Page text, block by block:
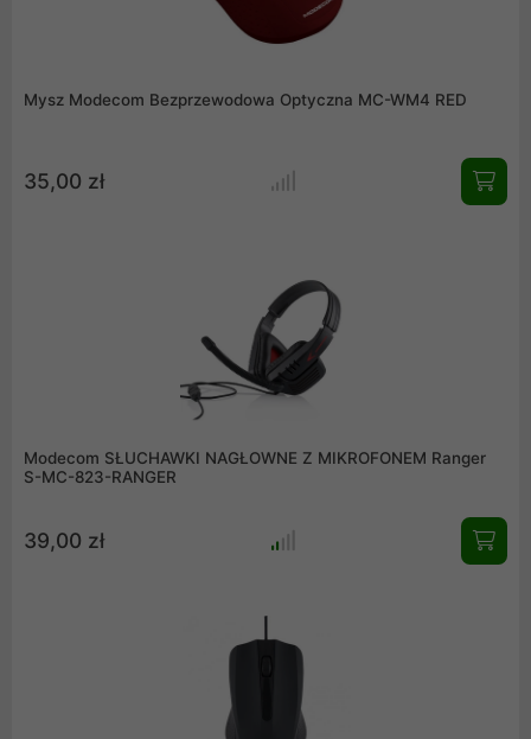
Mysz Modecom Bezprzewodowa Optyczna MC-WM4 RED
35,00 zł
Modecom SŁUCHAWKI NAGŁOWNE Z MIKROFONEM Ranger
S-MC-823-RANGER
39,00 zł